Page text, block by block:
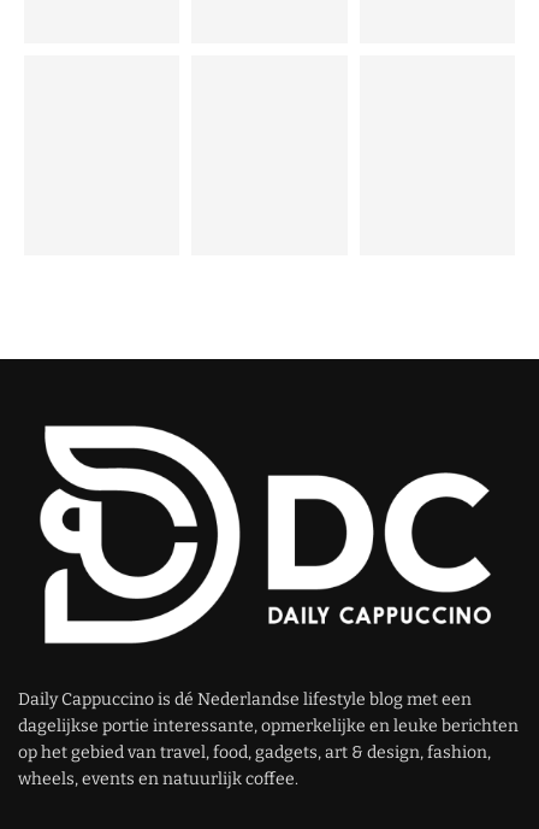
Daily Cappuccino is dé Nederlandse lifestyle blog met een
dagelijkse portie interessante, opmerkelijke en leuke berichten
op het gebied van travel, food, gadgets, art & design, fashion,
wheels, events en natuurlijk coffee.